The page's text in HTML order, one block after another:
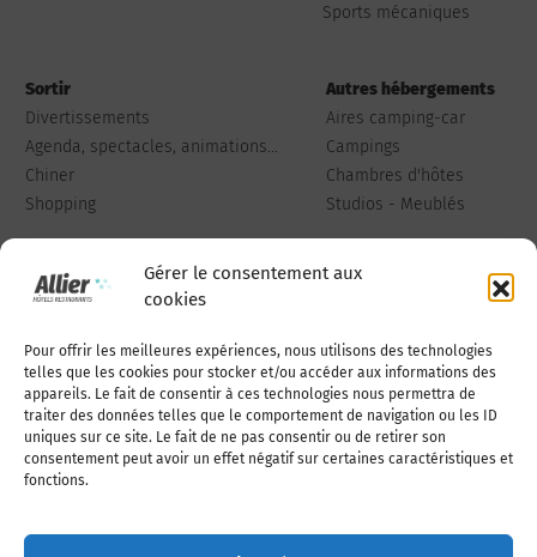
Gérer le consentement aux
cookies
Pour offrir les meilleures expériences, nous utilisons des technologies
telles que les cookies pour stocker et/ou accéder aux informations des
appareils. Le fait de consentir à ces technologies nous permettra de
traiter des données telles que le comportement de navigation ou les ID
uniques sur ce site. Le fait de ne pas consentir ou de retirer son
consentement peut avoir un effet négatif sur certaines caractéristiques et
fonctions.
Sports mécaniques
Sortir
Divertissements
Agenda, spectacles, animations...
Chiner
Shopping
Autres hébergements
Aires camping-car
Campings
Chambres d'hôtes
Studios - Meublés
Qui sommes-nous Publiez votre annonce
Adhérer à l’association Nous contacter